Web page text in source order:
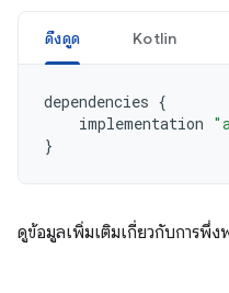
ดึงดูด Kotlin
dependencies {
implementation
}
ดูข้อมูลเพิ่มเติมเกี่ยวกับการพึ่ง